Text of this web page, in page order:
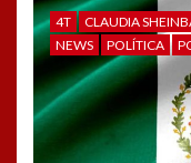
4T CLAUDIA
NEWS
POLÍTICA